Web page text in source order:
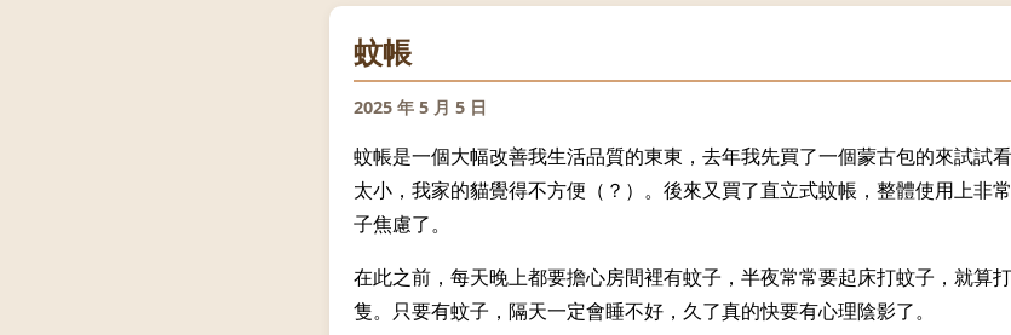
蚊帳
2025 年 5 月 5 日
蚊帳是一個大幅改善我生活品質的東東，去年我先買了一個蒙古包的來試試
太小，我家的貓覺得不方便（？）。後來又買了直立式蚊帳，整體使用上非
子焦慮了。
在此之前，每天晚上都要擔心房間裡有蚊子，半夜常常要起床打蚊子，就算
隻。只要有蚊子，隔天一定會睡不好，久了真的快要有心理陰影了。